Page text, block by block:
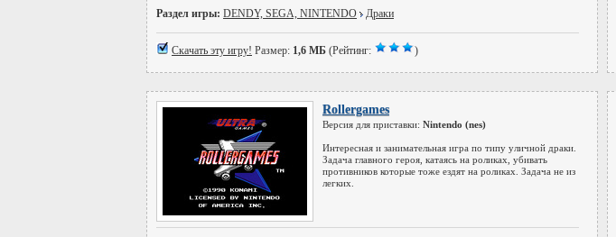
Раздел игры: DENDY, SEGA, NINTENDO Драки
Скачать эту игру! Размер: 1,6 МБ (Рейтинг: )
Rollergames
Версия для приставки: Nintendo (nes)
Интересная и занимательная игра по типу уличной драки.
Задача главного героя, катаясь на роликах, убивать
противников которые тоже ездят на роликах. Задача не из
легких.